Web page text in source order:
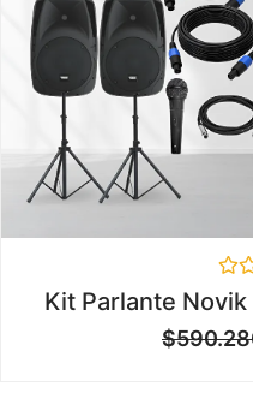
en
0
de
Kit Parlante Novik
$